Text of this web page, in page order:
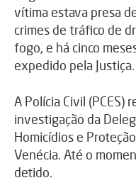
vítima estava presa
crimes de tráfico de
fogo, e há cinco
expedido pela Justiça.
A Polícia Civil (PCES)
investigação da
Homicídios e
Venécia. Até o
detido.